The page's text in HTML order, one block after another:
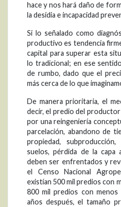
hace y nos hará daño de
la desidia e incapacidad
Si lo señalado como
productivo es tendencia
capital para superar esta
lo tradicional; en ese
de rumbo, dado que el
más cerca de lo que
De manera prioritaria, el
decir, el predio del
por una reingeniería
parcelación, abandono de
propiedad,
suelos, pérdida de la capa
deben ser enfrentados y
el Censo Nacional
existían 500 mil predios con
800 mil predios con
años después, el tamaño